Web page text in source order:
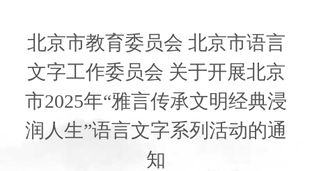
北京市教育委员会 北京市语言
文字工作委员会 关于开展北京
市2025年“雅言传承文明经典浸
润人生”语言文字系列活动的通
知